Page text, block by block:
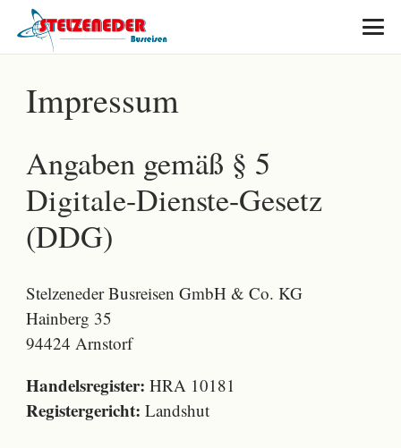
Impressum
Angaben gemäß § 5
Digitale-Dienste-Gesetz
(DDG)
Stelzeneder Busreisen GmbH & Co. KG
Hainberg 35
94424 Arnstorf
Handelsregister: HRA 10181
Registergericht: Landshut